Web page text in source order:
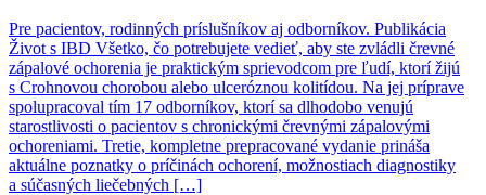
Pre pacientov, rodinných príslušníkov aj odborníkov. Publikácia
Život s IBD Všetko, čo potrebujete vedieť, aby ste zvládli črevné
zápalové ochorenia je praktickým sprievodcom pre ľudí, ktorí žijú
s Crohnovou chorobou alebo ulceróznou kolitídou. Na jej príprave
spolupracoval tím 17 odborníkov, ktorí sa dlhodobo venujú
starostlivosti o pacientov s chronickými črevnými zápalovými
ochoreniami. Tretie, kompletne prepracované vydanie prináša
aktuálne poznatky o príčinách ochorení, možnostiach diagnostiky
a súčasných liečebných […]